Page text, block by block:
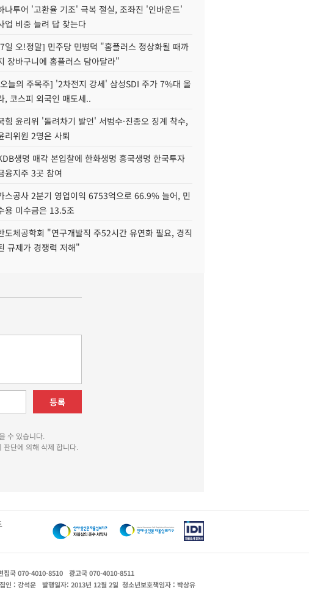
나투어 '고환율 기조' 극복 절실, 조좌진 '인바운드'
업 비중 늘려 답 찾는다
일 오!정말] 민주당 민병덕 "홈플러스 정상화될 때까
장바구니에 홈플러스 담아달라"
늘의 주목주] '2차전지 강세' 삼성SDI 주가 7%대 올
, 코스피 외국인 매도세..
힘 윤리위 '돌려차기 발언' 서범수·진종오 징계 착수,
리위원 2명은 사퇴
생명 매각 본입찰에 한화생명 흥국생명 한국투자
융지주 3곳 참여
스공사 2분기 영업이익 6753억으로 66.9% 늘어, 민
용 미수금은 13.5조
도체공학회 "연구개발직 주52시간 유연화 필요, 경직
규제가 경쟁력 저해"
등록
수 있습니다.
단에 의해 삭제 합니다.
집국 070-4010-8510
광고국 070-4010-8511
인 : 강석운 발행일자: 2013년 12월 2일 청소년보호책임자 : 박상유